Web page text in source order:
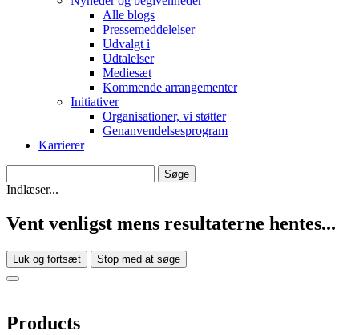
Alle blogs
Pressemeddelelser
Udvalgt i
Udtalelser
Mediesæt
Kommende arrangementer
Initiativer
Organisationer, vi støtter
Genanvendelsesprogram
Karrierer
Indlæser...
Vent venligst mens resultaterne hentes...
Luk og fortsæt Stop med at søge
Products